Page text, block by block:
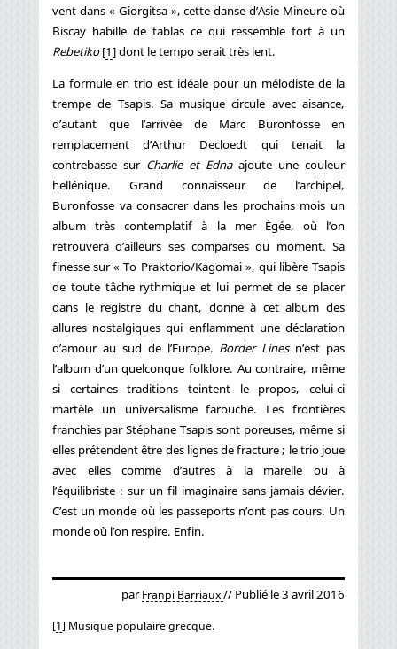
vent dans « Giorgitsa », cette danse d’Asie Mineure où
Biscay habille de tablas ce qui ressemble fort à un
Rebetiko[1]dont le tempo serait très lent.
La formule en trio est idéale pour un mélodiste de la
trempe de Tsapis. Sa musique circule avec aisance,
d’autant que l’arrivée de Marc Buronfosse en
remplacement d’Arthur Decloedt qui tenait la
contrebasse sur Charlie et Ednaajoute une couleur
hellénique. Grand connaisseur de l’archipel,
Buronfosse va consacrer dans les prochains mois un
album très contemplatif à la mer Égée, où l’on
retrouvera d’ailleurs ses comparses du moment. Sa
finesse sur « To Praktorio/Kagomai », qui libère Tsapis
de toute tâche rythmique et lui permet de se placer
dans le registre du chant, donne à cet album des
allures nostalgiques qui enflamment une déclaration
d’amour au sud de l’Europe. Border Linesn’est pas
l’album d’un quelconque folklore. Au contraire, même
si certaines traditions teintent le propos, celui-ci
martèle un universalisme farouche. Les frontières
franchies par Stéphane Tsapis sont poreuses, même si
elles prétendent être des lignes de fracture ; le trio joue
avec elles comme d’autres à la marelle ou à
l’équilibriste : sur un fil imaginaire sans jamais dévier.
C’est un monde où les passeports n’ont pas cours. Un
monde où l’on respire. Enfin.
par Franpi Barriaux // Publié le 3 avril 2016
[1] Musique populaire grecque.